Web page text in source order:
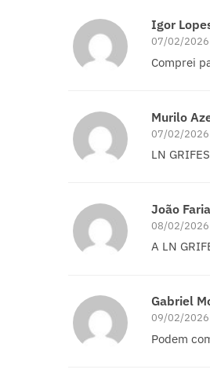
Igor
07/02/2026
Comprei
Murilo
07/02/2026
LN
João
08/02/2026
A LN
Gabriel
09/02/2026
Podem